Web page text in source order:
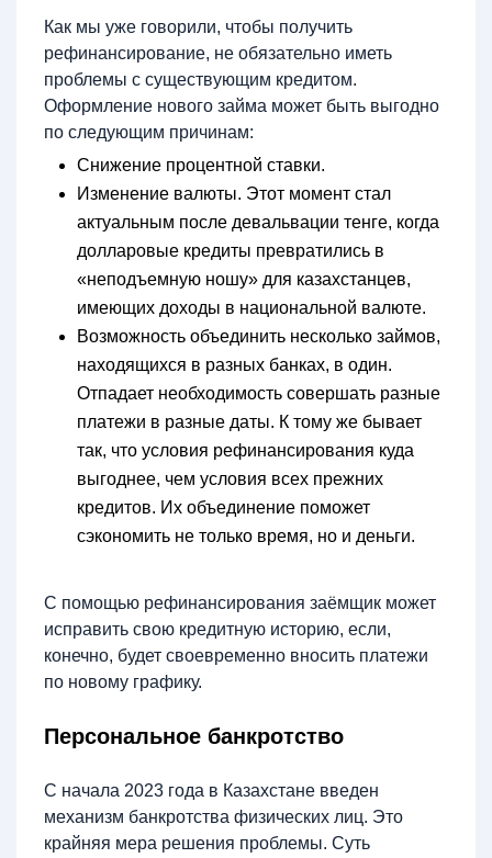
Как мы уже говорили, чтобы получить
рефинансирование, не обязательно иметь
проблемы с существующим кредитом.
Оформление нового займа может быть выгодно
по следующим причинам:
Снижение процентной ставки.
Изменение валюты. Этот момент стал
актуальным после девальвации тенге, когда
долларовые кредиты превратились в
«неподъемную ношу» для казахстанцев,
имеющих доходы в национальной валюте.
Возможность объединить несколько займов,
находящихся в разных банках, в один.
Отпадает необходимость совершать разные
платежи в разные даты. К тому же бывает
так, что условия рефинансирования куда
выгоднее, чем условия всех прежних
кредитов. Их объединение поможет
сэкономить не только время, но и деньги.
С помощью рефинансирования заёмщик может
исправить свою кредитную историю, если,
конечно, будет своевременно вносить платежи
по новому графику.
Персональное банкротство
С начала 2023 года в Казахстане введен
механизм банкротства физических лиц. Это
крайняя мера решения проблемы. Суть